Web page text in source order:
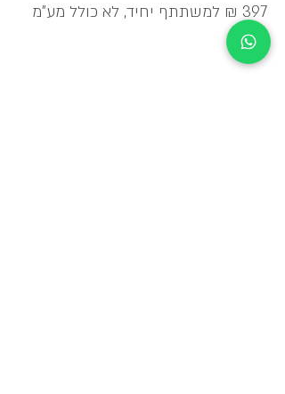
397 ₪ למשתתף יחיד, לא כולל מע"מ
_____